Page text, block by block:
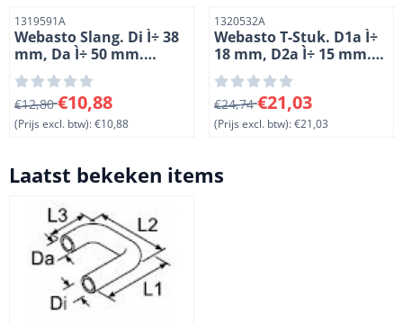
Artikelnummer
1319591A
Webasto Slang. Di Ì÷ 38
mm, Da Ì÷ 50 mm.
Lengte 82 mm
Van 12,80 voor 10,88, exclusief btw: 10,88
€12,80€10,88
(Prijs excl. btw):€10,88
Artikelnummer
1320532A
Webasto T-Stuk. D1a Ì÷
18 mm, D2a Ì÷ 15 mm.
Lengte 75 mm. Staal
verchroomd
Van 24,74 voor 21,03,
€24,74€21,03
(Prijs excl. btw):€21,03
Laatst bekeken items